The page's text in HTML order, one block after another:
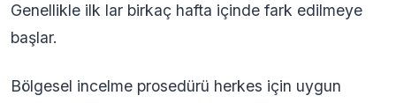
Genellikle ilk lar birkaç hafta içinde fark edilmeye
başlar.
Bölgesel incelme prosedürü herkes için uygun